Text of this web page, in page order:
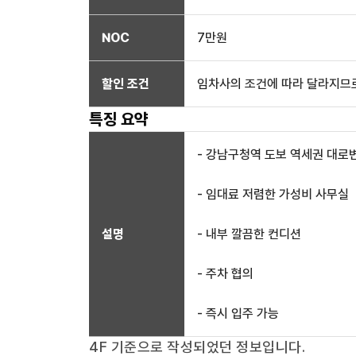
NOC 7만원
할인 조건 임차사의 조건에 따라 달라지
특징 요약
설명
- 강남구청역 도보 역세권 대로
- 임대료 저렴한 가성비 사무실
- 내부 깔끔한 컨디션
- 주차 협의
- 즉시 입주 가능
4F 기준으로 작성되었던 정보입니다.